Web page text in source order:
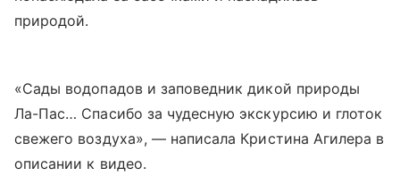
природой.
«Сады водопадов и заповедник дикой природы
Ла-Пас… Спасибо за чудесную экскурсию и глоток
свежего воздуха», — написала Кристина Агилера в
описании к видео.